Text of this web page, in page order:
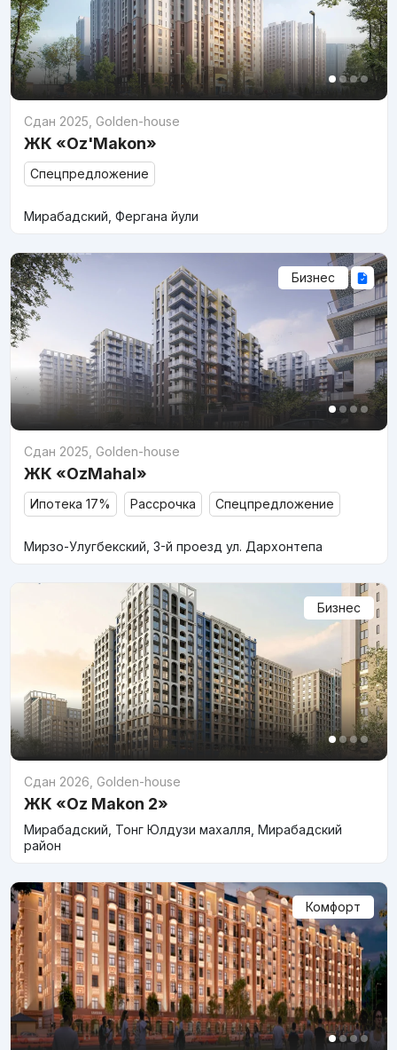
Сдан 2025 Golden-house
ЖК «Oz'Makon»
Спецпредложение
Мирабадский, Фергана йули
Бизнес
Сдан 2025 Golden-house
ЖК «OzMahal»
Ипотека 17% Рассрочка Спецпредложение
Мирзо-Улугбекский, 3-й проезд ул. Дархонтепа
Бизнес
Сдан 2026 Golden-house
ЖК «Oz Makon 2»
Мирабадский, Тонг Юлдузи махалля, Мирабадский
район
Комфорт